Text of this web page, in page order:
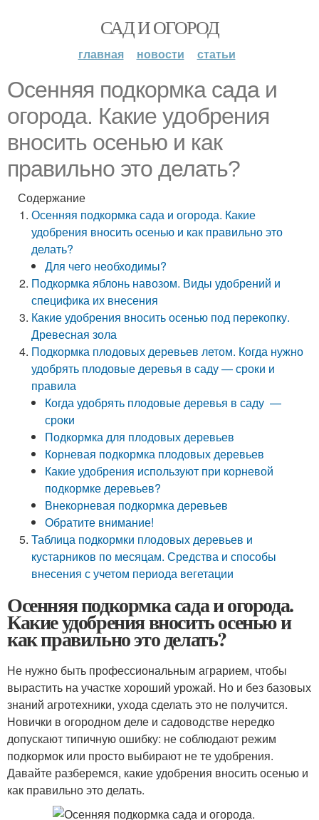
САД И ОГОРОД
главная новости статьи
Осенняя подкормка сада и
огорода. Какие удобрения
вносить осенью и как
правильно это делать?
Содержание
Осенняя подкормка сада и огорода. Какие
удобрения вносить осенью и как правильно это
делать?
Для чего необходимы?
Подкормка яблонь навозом. Виды удобрений и
специфика их внесения
Какие удобрения вносить осенью под перекопку.
Древесная зола
Подкормка плодовых деревьев летом. Когда нужно
удобрять плодовые деревья в саду — сроки и
правила
Когда удобрять плодовые деревья в саду —
сроки
Подкормка для плодовых деревьев
Корневая подкормка плодовых деревьев
Какие удобрения используют при корневой
подкормке деревьев?
Внекорневая подкормка деревьев
Обратите внимание!
Таблица подкормки плодовых деревьев и
кустарников по месяцам. Средства и способы
внесения с учетом периода вегетации
Осенняя подкормка сада и огорода.
Какие удобрения вносить осенью и
как правильно это делать?
Не нужно быть профессиональным аграрием, чтобы
вырастить на участке хороший урожай. Но и без базовых
знаний агротехники, ухода сделать это не получится.
Новички в огородном деле и садоводстве нередко
допускают типичную ошибку: не соблюдают режим
подкормок или просто выбирают не те удобрения.
Давайте разберемся, какие удобрения вносить осенью и
как правильно это делать.